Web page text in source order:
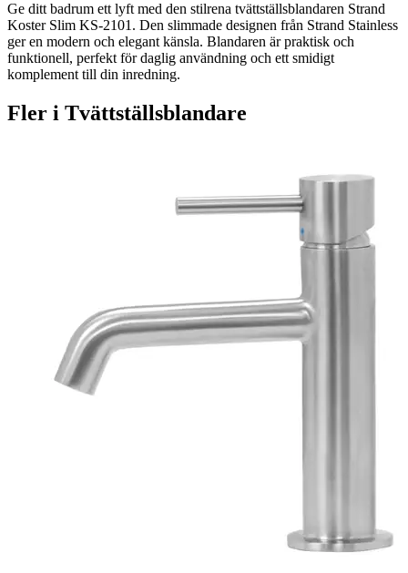
Ge ditt badrum ett lyft med den stilrena tvättställsblandaren Strand
Koster Slim KS-2101. Den slimmade designen från Strand Stainless
ger en modern och elegant känsla. Blandaren är praktisk och
funktionell, perfekt för daglig användning och ett smidigt
komplement till din inredning.
Fler i Tvättställsblandare